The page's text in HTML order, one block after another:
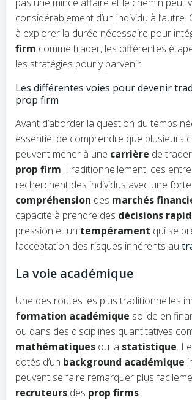
considérablement d’un individu à l’autre.
à explorer la durée nécessaire pour
firm comme trader, les différentes
les stratégies pour y parvenir.
Les différentes voies pour devenir
prop firm
Avant d’aborder la question du temps
essentiel de comprendre que plusieurs
peuvent mener à une carrière de
prop firm. Traditionnellement, ces
recherchent des individus avec une forte
compréhension des marchés
capacité à prendre des décisions
pression et un tempérament qui se
l’acceptation des risques inhérents au
La voie académique
Une des routes les plus traditionnelles
formation académique solide en
ou dans des disciplines quantitatives
mathématiques ou la statistique.
dotés d’un background académique
peuvent se faire remarquer plus
recruteurs des prop firms.